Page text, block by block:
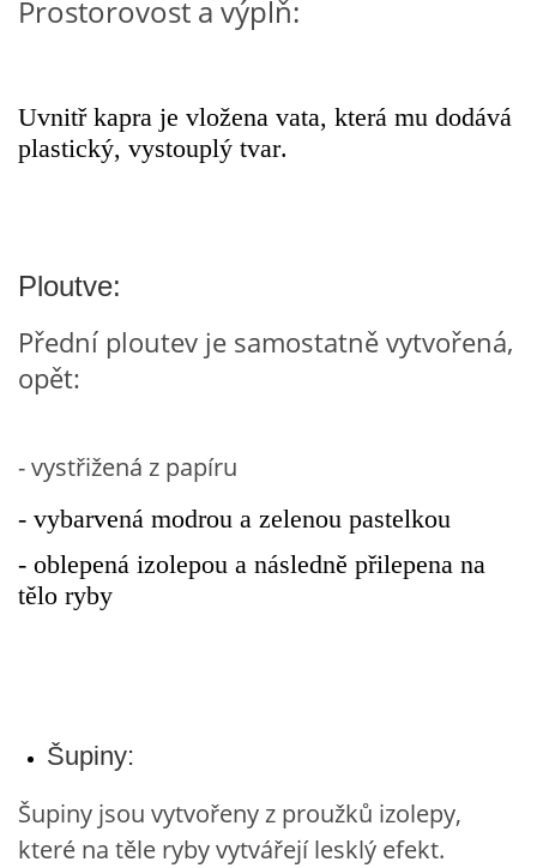
VÝTVARNÉ AKTIVITY - JARO
VÝTVARNÉ AKTIVITY - LÉTO
CHARAKTERISTIKA ROČNÍCH OBDOBÍ
HÁDANKY K TÉMATU JARO, LÉTO, PODZIM,ZIMA
PÍSNĚ K TÉMATU JARO
BÁSNĚ K TÉMATU LÉTO
POHYBOVÉ AKTIVITY NA TÉMA LÉTO
Prostorovost a výplň:
Uvnitř kapra je vložena vata, která mu dodává
plastický, vystouplý tvar.
Ploutve:
Přední ploutev je samostatně vytvořená,
opět:
- vystřižená z papíru
- vybarvená modrou a zelenou pastelkou
- oblepená izolepou a následně přilepena na
tělo ryby
Šupiny:
Šupiny jsou vytvořeny z proužků izolepy,
které na těle ryby vytvářejí lesklý efekt.